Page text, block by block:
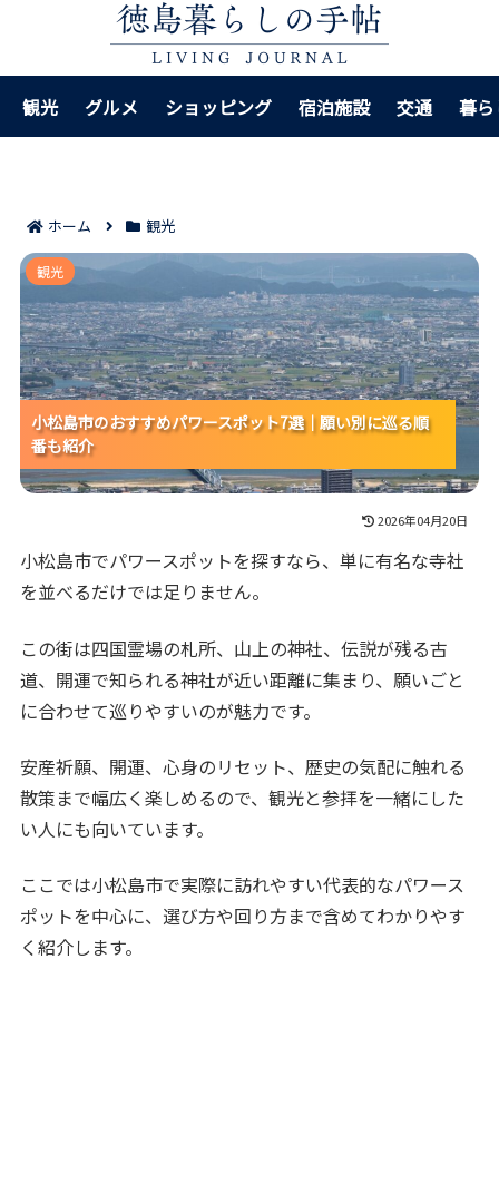
観光 グルメ ショッピング 宿泊施設 交通 暮
ホーム 観光
小松島市のおすすめパワースポット7選｜願い別に巡る
順番も紹介
小松島市のおすすめパワースポット7選｜願い別に巡る順
番も紹介
小松島市のおすすめパワースポット7選｜願い別に巡る順
番も紹介
小松島市のおすすめパワースポット7選｜願い別に巡る順
番も紹介
観光
2026年04月20日
小松島市でパワースポットを探すなら、単に有名な寺社
を並べるだけでは足りません。
この街は四国霊場の札所、山上の神社、伝説が残る古
道、開運で知られる神社が近い距離に集まり、願いごと
に合わせて巡りやすいのが魅力です。
安産祈願、開運、心身のリセット、歴史の気配に触れる
散策まで幅広く楽しめるので、観光と参拝を一緒にした
い人にも向いています。
ここでは小松島市で実際に訪れやすい代表的なパワース
ポットを中心に、選び方や回り方まで含めてわかりやす
く紹介します。